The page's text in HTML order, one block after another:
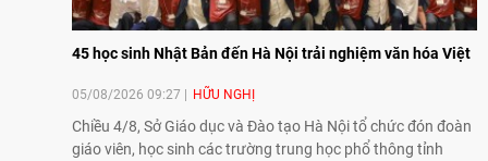
45 học sinh Nhật Bản đến Hà Nội trải nghiệm văn hóa Việt
05/08/2026 09:27 HỮU NGHỊ
Chiều 4/8, Sở Giáo dục và Đào tạo Hà Nội tổ chức đón đoàn
giáo viên, học sinh các trường trung học phổ thông tỉnh